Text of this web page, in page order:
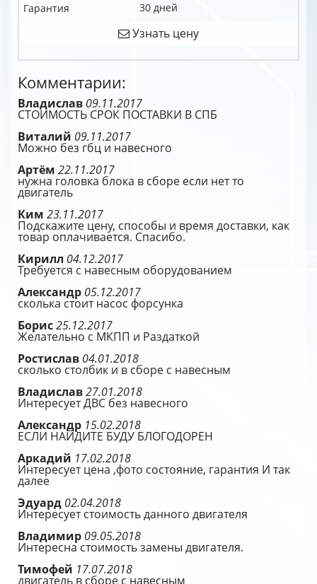
Гарантия
30 дней
Узнать цену
Комментарии:
Владислав 09.11.2017
СТОИМОСТЬ СРОК ПОСТАВКИ В СПБ
Виталий 09.11.2017
Можно без гбц и навесного
Артём 22.11.2017
нужна головка блока в сборе если нет то
двигатель
Ким 23.11.2017
Подскажите цену, способы и время доставки, как
товар оплачивается. Спасибо.
Кирилл 04.12.2017
Требуется с навесным оборудованием
Александр 05.12.2017
сколька стоит насос форсунка
Борис25.12.2017
Желательно с МКПП и Раздаткой
Ростислав 04.01.2018
сколько столбик и в сборе с навесным
Владислав27.01.2018
Интересует ДВС без навесного
Александр 15.02.2018
ЕСЛИ НАЙДИТЕ БУДУ БЛОГОДОРЕН
Аркадий 17.02.2018
Интересует цена ,фото состояние, гарантия И так
далее
Эдуард 02.04.2018
Интересует стоимость данного двигателя
Владимир 09.05.2018
Интересна стоимость замены двигателя.
Тимофей 17.07.2018
двигатель в сборе с навесным